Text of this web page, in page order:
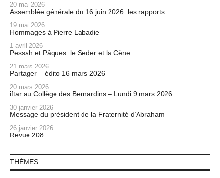
20 mai 2026
Assemblée générale du 16 juin 2026: les rapports
19 mai 2026
Hommages à Pierre Labadie
1 avril 2026
Pessah et Pâques: le Seder et la Cène
21 mars 2026
Partager – édito 16 mars 2026
20 mars 2026
iftar au Collège des Bernardins – Lundi 9 mars 2026
30 janvier 2026
Message du président de la Fraternité d’Abraham
26 janvier 2026
Revue 208
THÈMES